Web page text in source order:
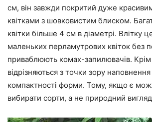
см, він завжди покритий дуже
квітками з шовковистим блиском.
квітки більше 4 см в діаметрі. Влітку
маленьких перламутрових квіток без
приваблюють комах-запилювачів. Крім
відрізняються з точки зору наповнення
компактності форми. Тому, якщо є
вибирати сорти, а не природний